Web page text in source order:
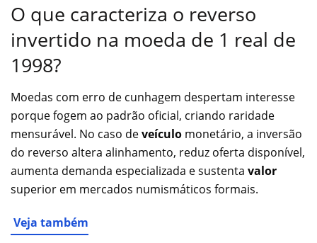
O que caracteriza o reverso
invertido na moeda de 1 real de
1998?
Moedas com erro de cunhagem despertam interesse
porque fogem ao padrão oficial, criando raridade
mensurável. No caso deveículo monetário, a inversão
do reverso altera alinhamento, reduz oferta disponível,
aumenta demanda especializada e sustenta valor
superior em mercados numismáticos formais.
Veja também